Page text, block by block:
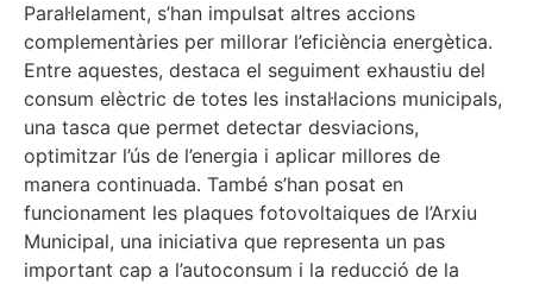
Paral·lelament, s’han impulsat altres accions
complementàries per millorar l’eficiència energètica.
Entre aquestes, destaca el seguiment exhaustiu del
consum elèctric de totes les instal·lacions municipals,
una tasca que permet detectar desviacions,
optimitzar l’ús de l’energia i aplicar millores de
manera continuada. També s’han posat en
funcionament les plaques fotovoltaiques de l’Arxiu
Municipal, una iniciativa que representa un pas
important cap a l’autoconsum i la reducció de la